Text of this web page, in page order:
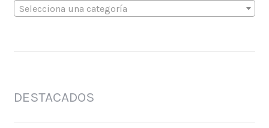
Selecciona una categoría
DESTACADOS